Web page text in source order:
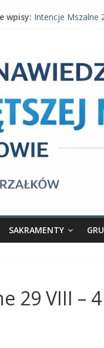
wpisy: Intencje Mszalne
Ogłoszenia
SAKRAMENTY
29 VIII –